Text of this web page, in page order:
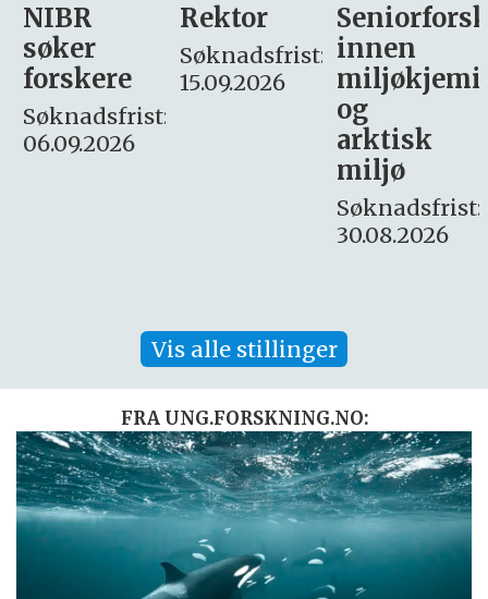
Rektor
Søknadsfrist:
15.09.2026
Seniorforsker
innen
miljøkjemi
søker
– fast
Søknadsfrist:
16. august.
Vis alle stillinger
FRA UNG.FORSKNING.NO: